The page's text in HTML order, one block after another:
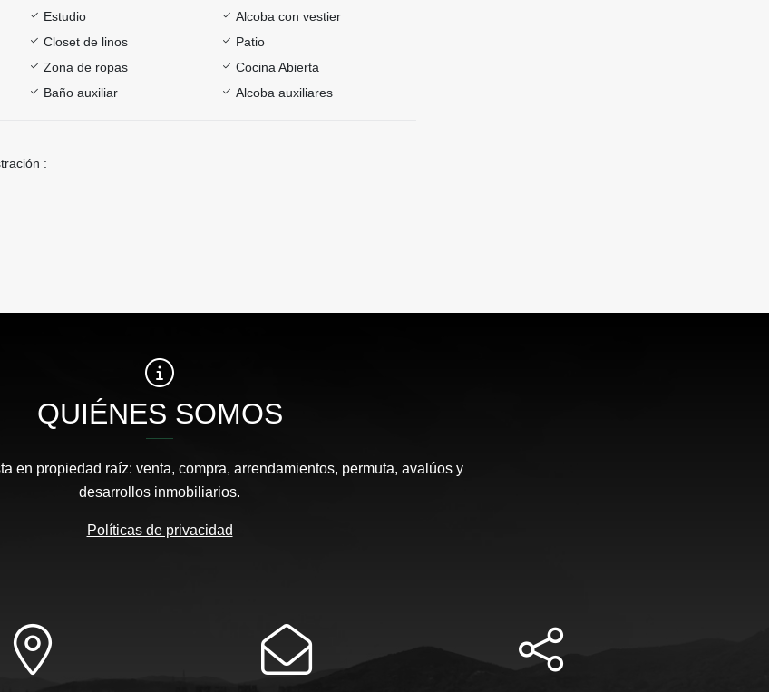
Estudio
Alcoba con vestier
Closet de linos
Patio
Zona de ropas
Cocina Abierta
Baño auxiliar Alcoba auxiliares
:
QUIÉNES SOMOS
en propiedad raíz: venta, compra, arrendamientos, permuta, avalúos y
desarrollos inmobiliarios.
Políticas de privacidad